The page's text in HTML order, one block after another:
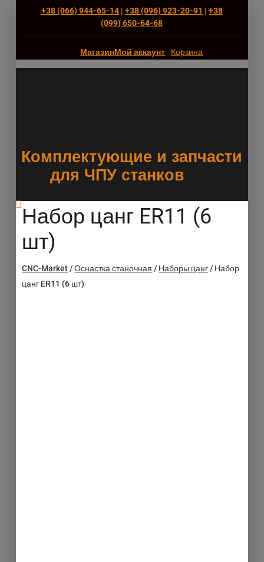
+38 (066) 944-65-14| +38 (096) 923-20-91 | +38
(‎099) 650-64-68
МагазинМой аккаунт Корзина
Комплектующие и запчасти
для ЧПУ станков
Набор цанг ER11 (6
шт)
CNC-Market/Оснастка станочная / Наборы цанг/ Набор
цанг ER11 (6 шт)